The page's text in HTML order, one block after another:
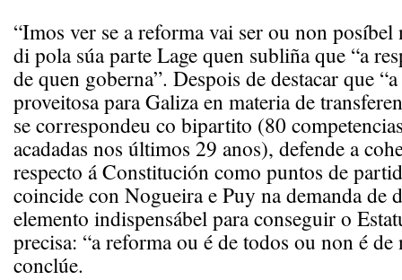
“Imos ver se a reforma vai ser ou non posíbel
di pola súa parte Lage quen subliña que “a
de quen goberna”. Despois de destacar que
proveitosa para Galiza en materia de
se correspondeu co bipartito (80
acadadas nos últimos 29 anos), defende a
respecto á Constitución como puntos de
coincide con Nogueira e Puy na demanda de
elemento indispensábel para conseguir o
precisa: “a reforma ou é de todos ou non é de
conclúe.